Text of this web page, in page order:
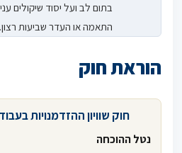
בתום לב ועל יסוד שיקולים
התאמה או העדר שביעות רצון.
הוראת חוק
חוק שוויון ההזדמנויות
נטל ההוכחה